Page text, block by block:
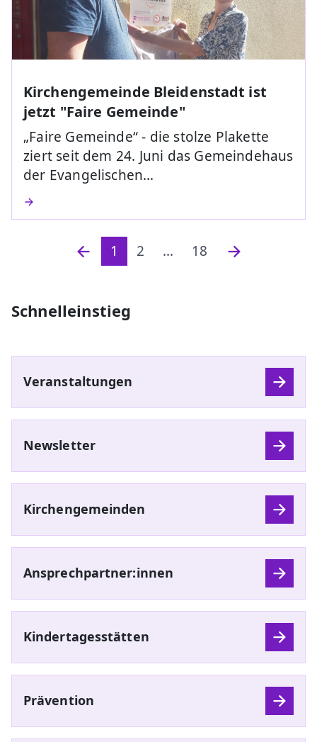
Kirchengemeinde Bleidenstadt ist
jetzt "Faire Gemeinde"
„Faire Gemeinde“ - die stolze Plakette
ziert seit dem 24. Juni das Gemeindehaus
der Evangelischen…
1 2 ... 18
Schnelleinstieg
Veranstaltungen
Newsletter
Kirchengemeinden
Ansprechpartner:innen
Kindertagesstätten
Prävention